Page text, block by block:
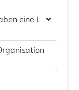
eine Lizenz